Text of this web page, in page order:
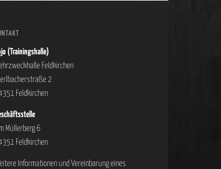
(Trainingshalle)
Feldkirchen
2
Feldkirchen
Müllerberg 6
Feldkirchen
Informationen und Vereinbarung eines